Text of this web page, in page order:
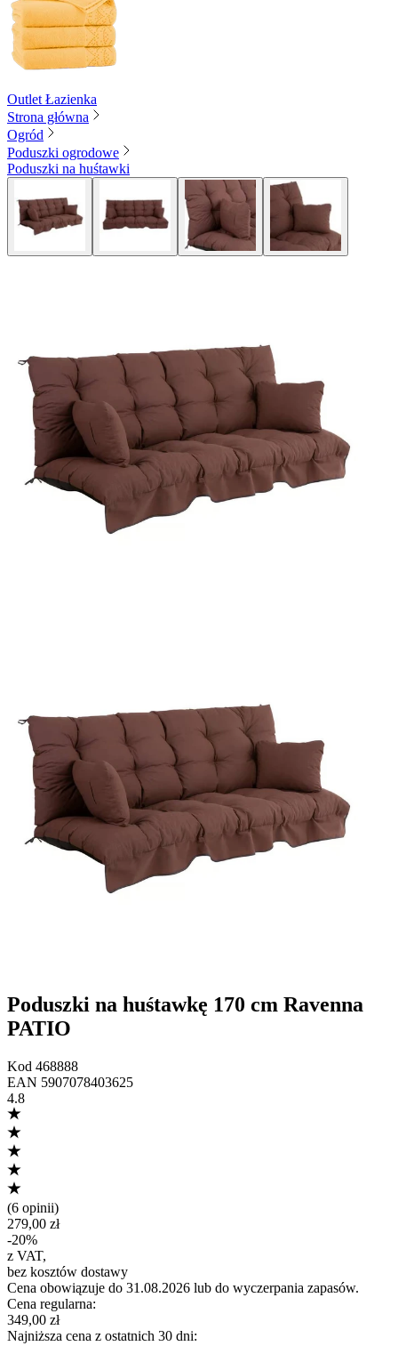
Outlet Łazienka
Strona główna
Ogród
Poduszki ogrodowe
Poduszki na huśtawki
Poduszki na huśtawkę 170 cm Ravenna
PATIO
Kod 468888
EAN 5907078403625
4.8
(6 opinii)
279,00 zł
-20%
z VAT,
bez kosztów dostawy
Cena obowiązuje do 31.08.2026 lub do wyczerpania zapasów.
Cena regularna:
349,00 zł
Najniższa cena z ostatnich 30 dni: